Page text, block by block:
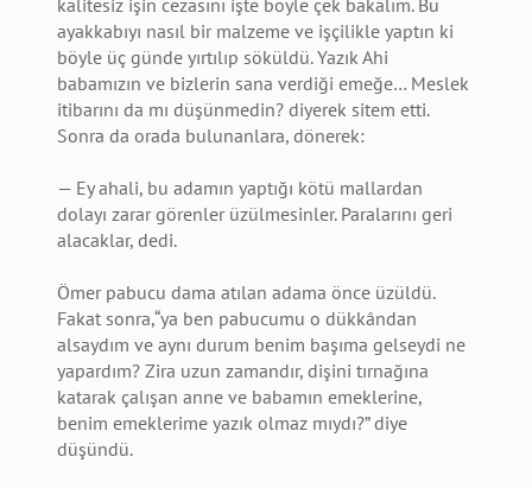
kalitesiz işin cezasını işte böyle çek bakalım. Bu
ayakkabıyı nasıl bir malzeme ve işçilikle yaptın ki
böyle üç günde yırtılıp söküldü. Yazık Ahi
babamızın ve bizlerin sana verdiği emeğe… Meslek
itibarını da mı düşünmedin? diyerek sitem etti.
Sonra da orada bulunanlara, dönerek:
— Ey ahali, bu adamın yaptığı kötü mallardan
dolayı zarar görenler üzülmesinler. Paralarını geri
alacaklar, dedi.
Ömer pabucu dama atılan adama önce üzüldü.
Fakat sonra,“ya ben pabucumu o dükkândan
alsaydım ve aynı durum benim başıma gelseydi ne
yapardım? Zira uzun zamandır, dişini tırnağına
katarak çalışan anne ve babamın emeklerine,
benim emeklerime yazık olmaz mıydı?” diye
düşündü.